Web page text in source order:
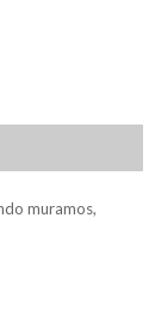
muramos,